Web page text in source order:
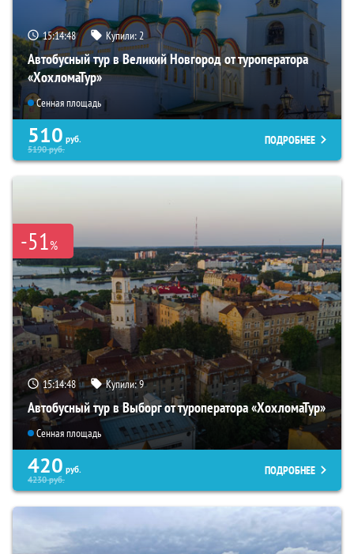
15:14:46 Купили:2
Автобусный тур в Великий Новгород от туроператора
«ХохломаТур»
Сенная площадь
510 руб.
5190руб.
ПОДРОБНЕЕ
-51%
15:14:46 Купили:9
Автобусный тур в Выборг от туроператора «ХохломаТур»
Сенная площадь
420 руб.
4230руб.
ПОДРОБНЕЕ